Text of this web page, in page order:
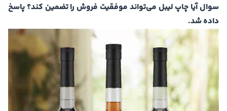
سوال آیا چاپ لیبل می‌تواند موفقیت فروش را تضمین کند؟ پاسخ
داده شد.